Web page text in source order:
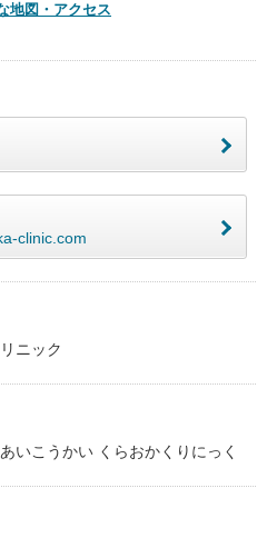
地図・アクセス
clinic.com
ニック
いこうかい くらおかくりにっく